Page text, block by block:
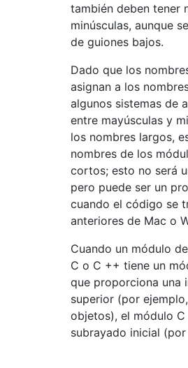
también deben tener
minúsculas, aunque
de guiones bajos.
Dado que los
asignan a los
algunos sistemas de
entre mayúsculas y
los nombres largos,
nombres de los
cortos; esto no será
pero puede ser un
cuando el código se
anteriores de Mac o
Cuando un módulo
C o C ++ tiene un
que proporciona una
superior (por
objetos), el módulo
subrayado inicial